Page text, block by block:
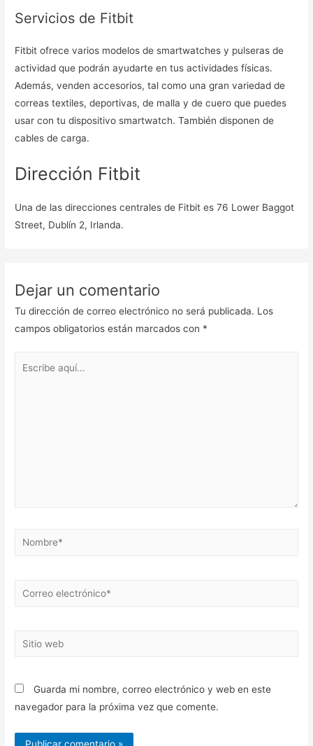
Servicios de Fitbit
Fitbit ofrece varios modelos de smartwatches y pulseras de
actividad que podrán ayudarte en tus actividades físicas.
Además, venden accesorios, tal como una gran variedad de
correas textiles, deportivas, de malla y de cuero que puedes
usar con tu dispositivo smartwatch. También disponen de
cables de carga.
Dirección Fitbit
Una de las direcciones centrales de Fitbit es 76 Lower Baggot
Street, Dublín 2, Irlanda.
Dejar un comentario
Tu dirección de correo electrónico no será publicada. Los
campos obligatorios están marcados con *
Nombre*
Correo
Sitio
Guarda mi nombre, correo electrónico y web en este
navegador para la próxima vez que comente.